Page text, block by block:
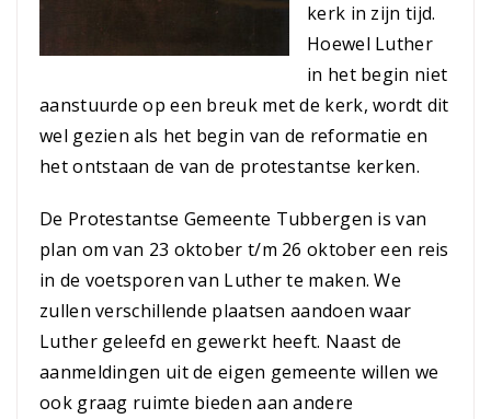
kerk in zijn tijd.
Hoewel Luther
in het begin niet
aanstuurde op een breuk met de kerk, wordt dit
wel gezien als het begin van de reformatie en
het ontstaan de van de protestantse kerken.
De Protestantse Gemeente Tubbergen is van
plan om van 23 oktober t/m 26 oktober een reis
in de voetsporen van Luther te maken. We
zullen verschillende plaatsen aandoen waar
Luther geleefd en gewerkt heeft. Naast de
aanmeldingen uit de eigen gemeente willen we
ook graag ruimte bieden aan andere